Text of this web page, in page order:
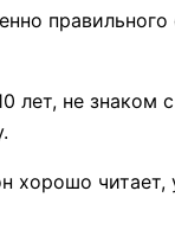
лет, не знаком
хорошо